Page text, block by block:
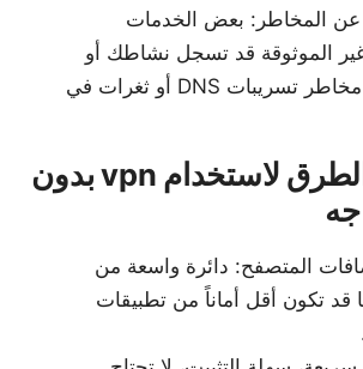
عن المخاطر: بعض الخدمات
غير الموثوقة قد تسجل نشاطك أو
تضعك أمام مخاطر تسريبات DNS أو ثغرات في
مقارنة أهم الطرق لاستخدام vpn بدون
المتصفح: دائرة واسعة من
قد تكون أقل أماناً من تطبيقات